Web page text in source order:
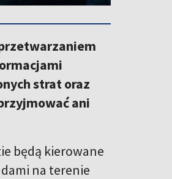
strat oraz
ani
będą kierowane
na terenie